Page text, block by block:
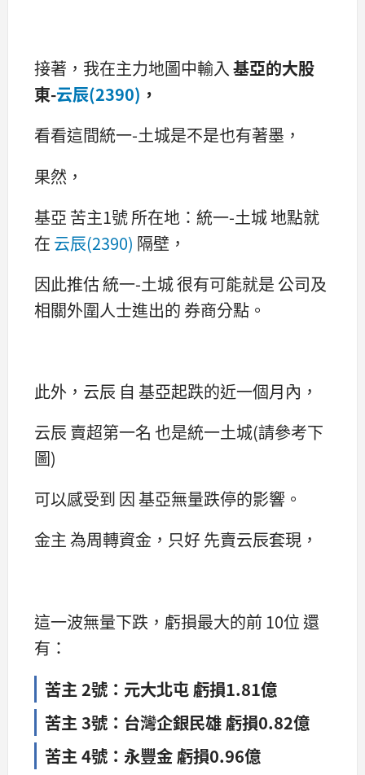
接著，我在主力地圖中輸入基亞的大股
東-云辰(2390) ，
看看這間統一-土城是不是也有著墨，
果然，
基亞 苦主1號 所在地：統一-土城 地點就
在 云辰(2390) 隔壁，
因此推估 統一-土城 很有可能就是 公司及
相關外圍人士進出的 券商分點。
此外，云辰 自 基亞起跌的近一個月內，
云辰 賣超第一名 也是統一土城(請參考下
圖)
可以感受到 因 基亞無量跌停的影響。
金主 為周轉資金，只好 先賣云辰套現，
這一波無量下跌，虧損最大的前 10位 還
有：
苦主 2號：元大北屯 虧損1.81億
苦主 3號：台灣企銀民雄 虧損0.82億
苦主 4號：永豐金 虧損0.96億